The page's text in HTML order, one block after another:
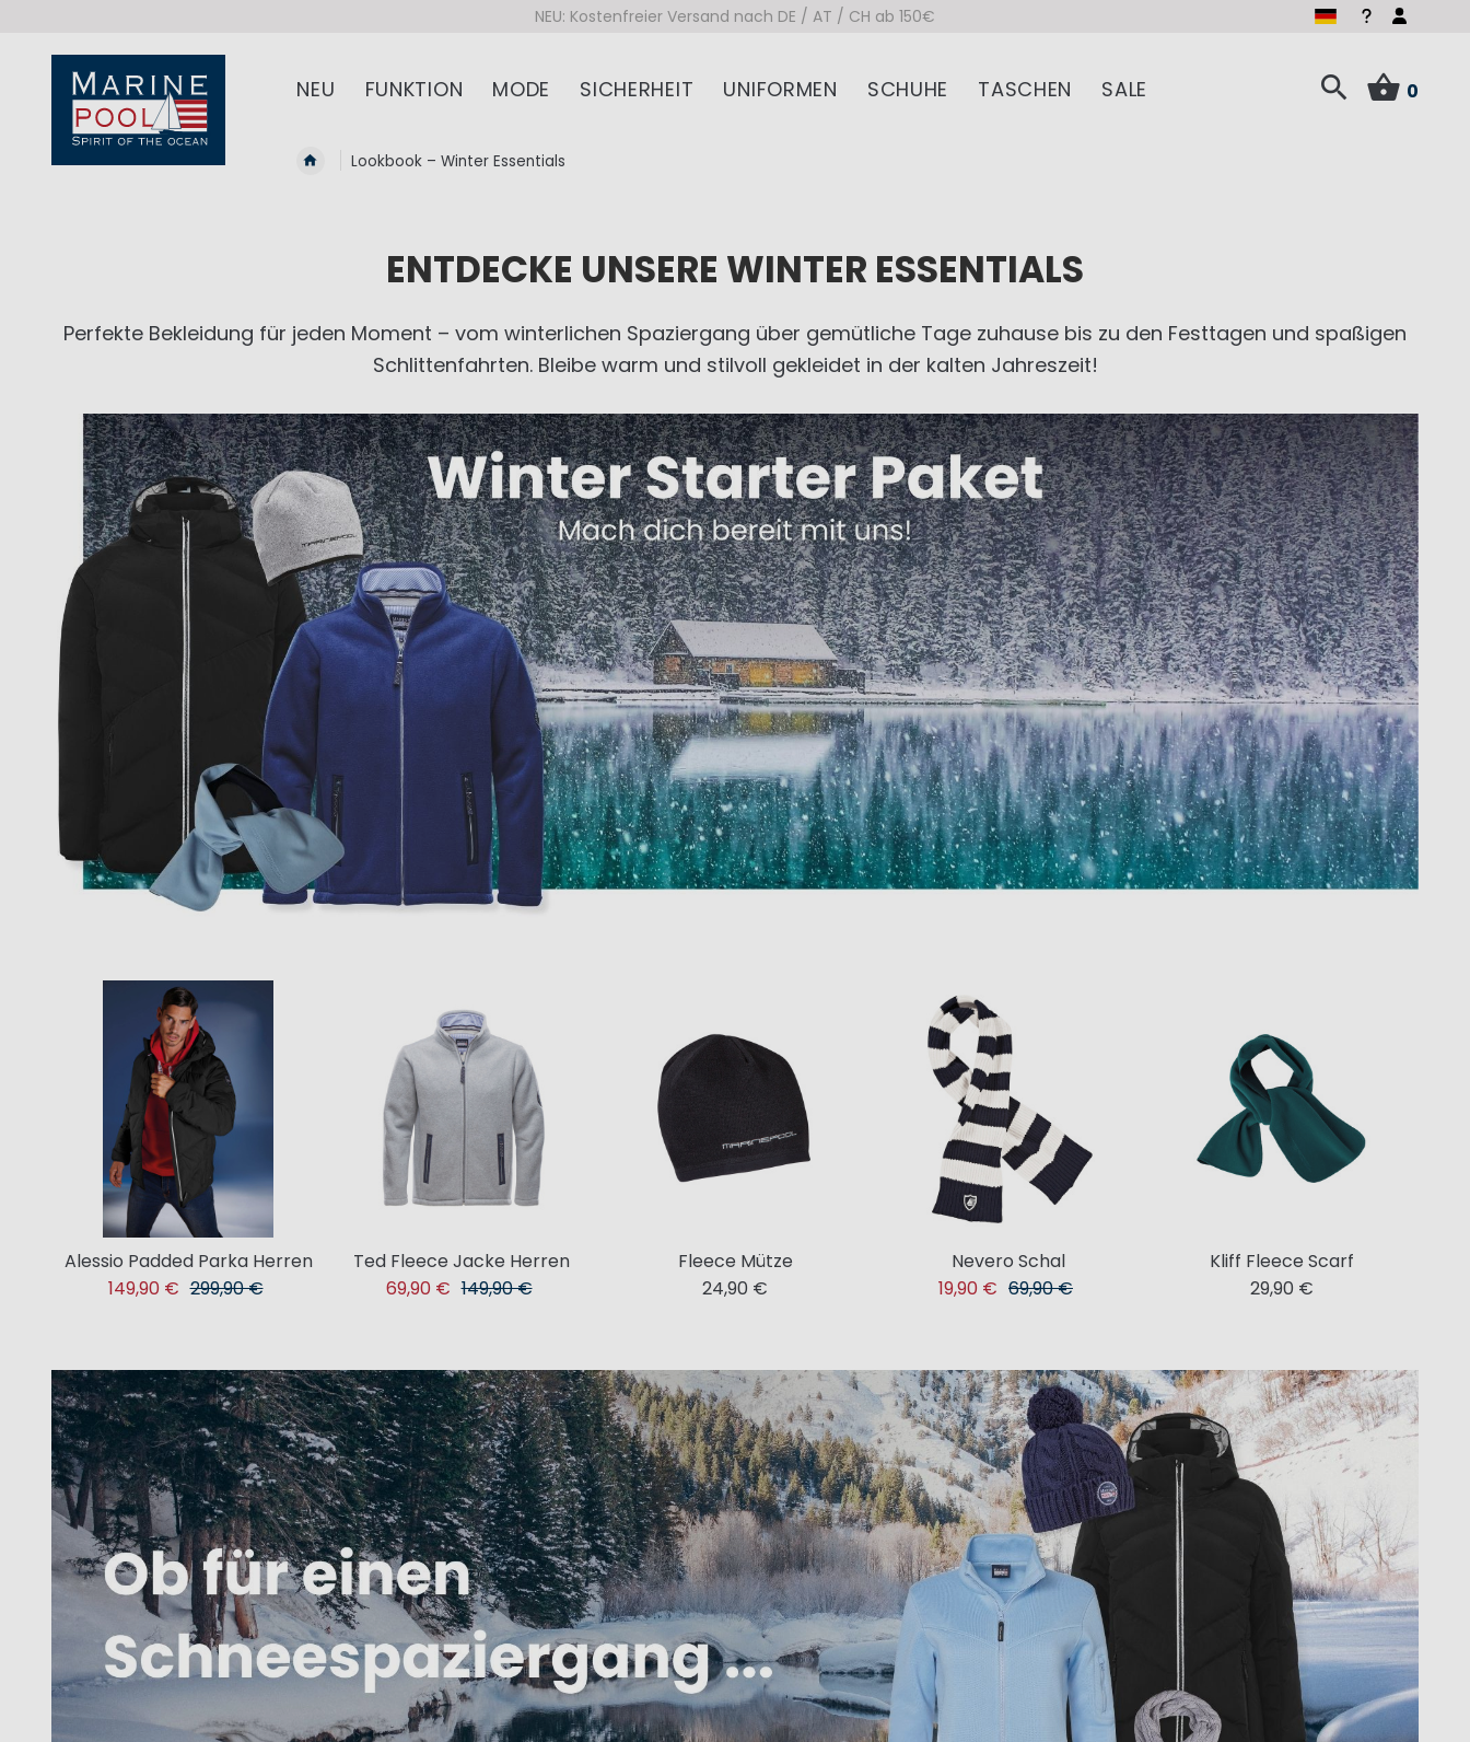
NEU: Kostenfreier Versand nach DE / AT / CH ab 150€
NEU FUNKTION MODE SICHERHEIT UNIFORMEN SCHUHE TASCHEN SALE 0
Lookbook – Winter Essentials
ENTDECKE UNSERE WINTER ESSENTIALS
Perfekte Bekleidung für jeden Moment – vom winterlichen Spaziergang über gemütliche Tage zuhause bis zu den Festtagen und spaßigen
Schlittenfahrten. Bleibe warm und stilvoll gekleidet in der kalten Jahreszeit!
Alessio Padded Parka Herren
149,90 € 299,90 €
Ted Fleece Jacke Herren
69,90 € 149,90 €
Fleece Mütze
24,90 €
Nevero Schal
19,90 € 69,90 €
Kliff Fleece Scarf
29,90 €